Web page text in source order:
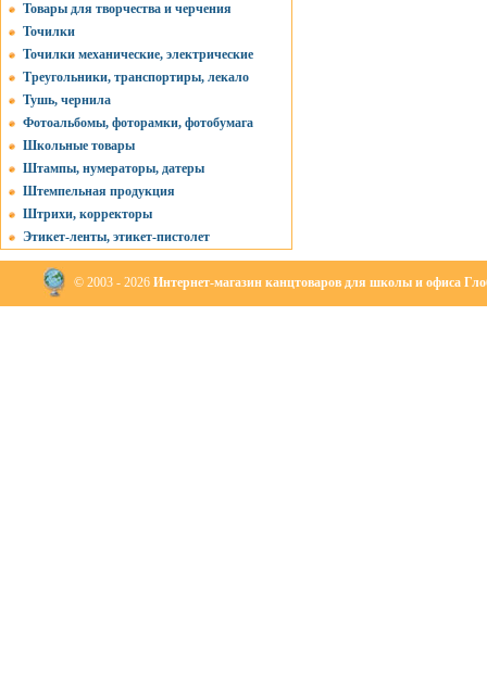
Товары для творчества и черчения
Точилки
Точилки механические, электрические
Треугольники, транспортиры, лекало
Тушь, чернила
Фотоальбомы, фоторамки, фотобумага
Школьные товары
Штампы, нумераторы, датеры
Штемпельная продукция
Штрихи, корректоры
Этикет-ленты, этикет-пистолет
© 2003 - 2026 Интернет-магазин канцтоваров для школы и офиса